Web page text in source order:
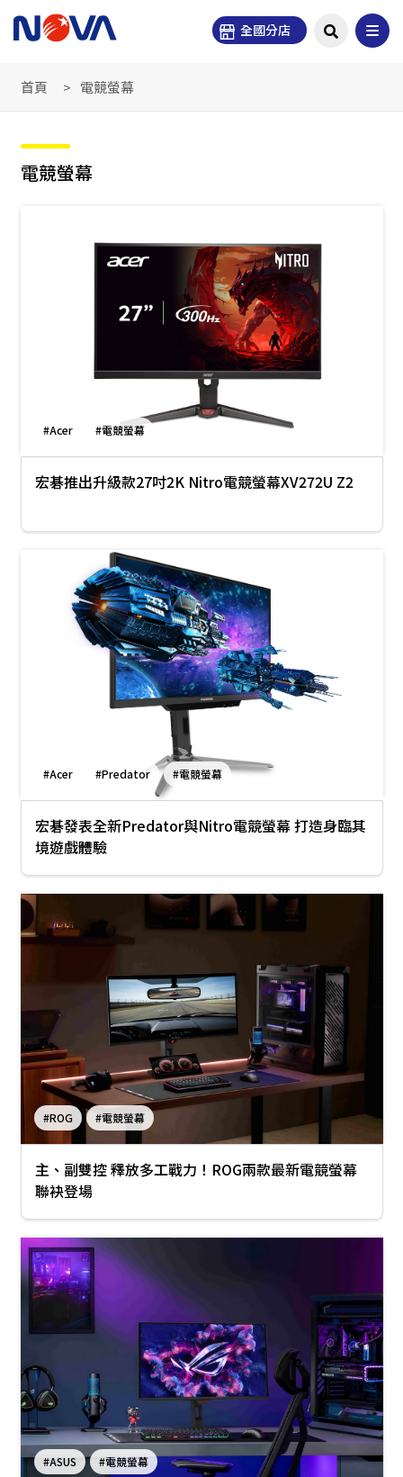
全國分店
首頁 電競螢幕
電競螢幕
#Acer #電競螢幕
宏碁推出升級款27吋2K Nitro電競螢幕XV272U Z2
#Acer #Predator #電競螢幕
宏碁發表全新Predator與Nitro電競螢幕 打造身臨其
境遊戲體驗
#ROG #電競螢幕
主、副雙控 釋放多工戰力！ROG兩款最新電競螢幕
聯袂登場
#ASUS #電競螢幕